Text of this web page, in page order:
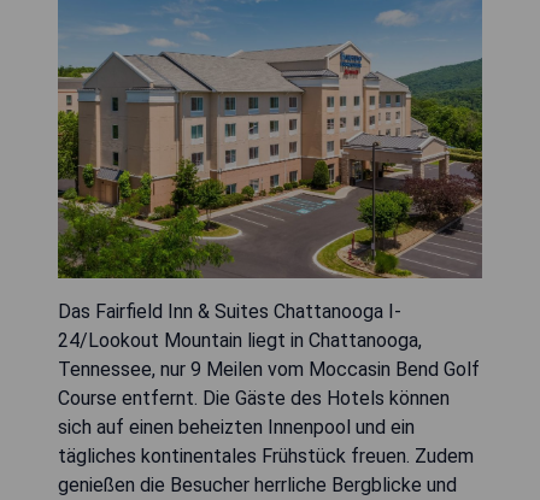
Das Fairfield Inn & Suites Chattanooga I-
24/Lookout Mountain liegt in Chattanooga,
Tennessee, nur 9 Meilen vom Moccasin Bend Golf
Course entfernt. Die Gäste des Hotels können
sich auf einen beheizten Innenpool und ein
tägliches kontinentales Frühstück freuen. Zudem
genießen die Besucher herrliche Bergblicke und